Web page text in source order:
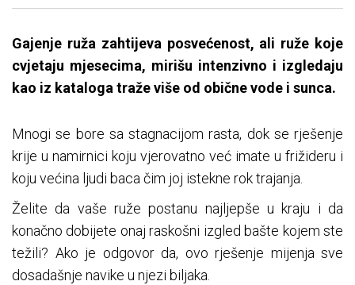
Gajenje ruža zahtijeva posvećenost, ali ruže koje
cvjetaju mjesecima, mirišu intenzivno i izgledaju
kao iz kataloga traže više od obične vode i sunca.
Mnogi se bore sa stagnacijom rasta, dok se rješenje
krije u namirnici koju vjerovatno već imate u frižideru i
koju većina ljudi baca čim joj istekne rok trajanja.
Želite da vaše ruže postanu najljepše u kraju i da
konačno dobijete onaj raskošni izgled bašte kojem ste
težili? Ako je odgovor da, ovo rješenje mijenja sve
dosadašnje navike u njezi biljaka.